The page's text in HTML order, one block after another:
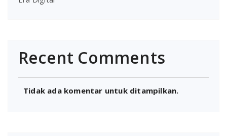
Recent Comments
Tidak ada komentar untuk ditampilkan.